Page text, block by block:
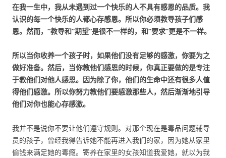
在我一生中，我从未遇到过一个快乐的人不具有感恩的品质。我
认识的每一个快乐的人都心存感恩。所以你必须教导孩子们感
恩。然而，“教导和”期望“是很不一样的，和“要求”更是不一样。
所以当你收养一个孩子时，如果他们没有足够的感激，你要为之
做好准备。然后，当你教他们感恩的时候，你真正要做的是专注
于教他们对他人感恩。因为除了你，他们的生命中还有很多人值
得他们感激。所以你努力教他们要感激那些人，然后渐渐地引导
他们对你也能心存感激。
我并不是说你不要让他们遵守规则。对那个现在是毒品问题辅导
员的孩子，曾经我得告诉她不能再进入我们的家，因为她从家里
偷钱来满足她的毒瘾。寄养在家里的女孩知道我爱她，就以为我